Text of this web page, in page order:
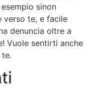
sinon
verso te, e facile
denuncia oltre a
Vuole sentirti anche